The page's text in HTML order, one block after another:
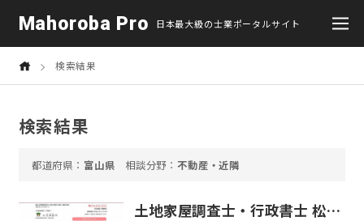
Mahoroba Pro 日本最大級の士業ポータルサイト
検索結果
検索結果
富山県 不動産・近隣
土地家屋調査士・行政書士 松景事務所